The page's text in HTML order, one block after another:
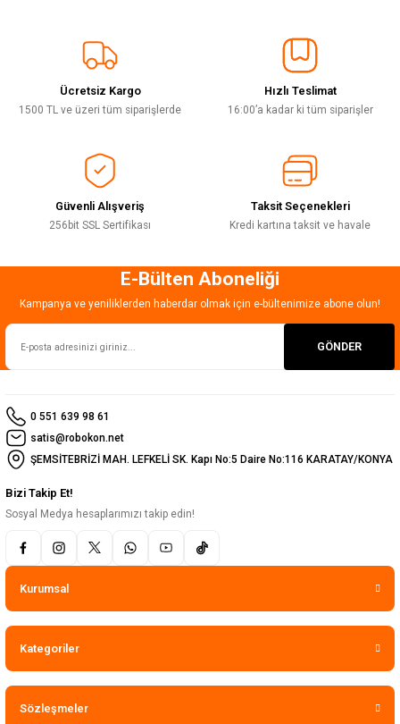
Ürün resmi kalitesiz, bozuk veya görüntülenemiyor.
Ürün açıklamasında eksik bilgiler bulunuyor.
Ürün bilgilerinde hatalar bulunuyor.
Bu ürüne benzer farklı alternatifler olmalı.
Gönder
Deneyimini Paylaş
Ücretsiz Kargo
1500 TL ve üzeri tüm siparişlerde
Hızlı Teslimat
16:00’a kadar ki tüm siparişler
Güvenli Alışveriş
256bit SSL Sertifikası
Taksit Seçenekleri
Kredi kartına taksit ve havale
E-Bülten Aboneliği
Kampanya ve yeniliklerden haberdar olmak için e-bültenimize abone olun!
GÖNDER
0 551 639 98 61
satis@robokon.net
ŞEMSİTEBRİZİ MAH. LEFKELİ SK. Kapı No:5 Daire No:116 KARATAY/KONYA
Bizi Takip Et!
Sosyal Medya hesaplarımızı takip edin!
Kurumsal
Kategoriler
Sözleşmeler